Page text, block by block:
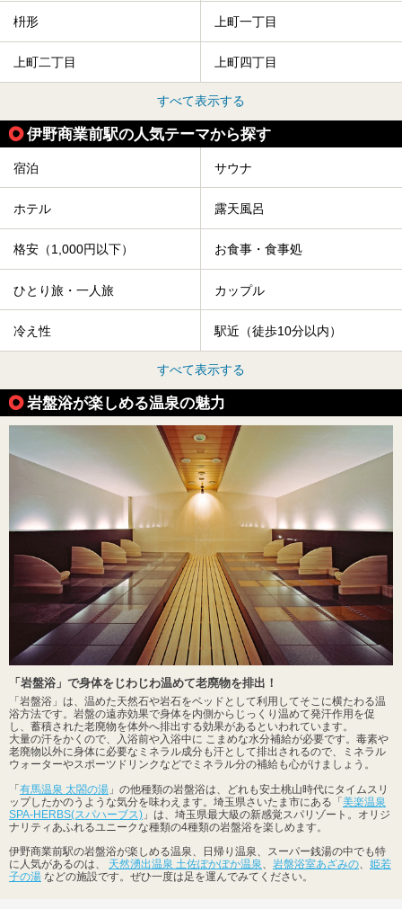
枡形 上町一丁目
上町二丁目 上町四丁目
すべて表示する
伊野商業前駅の人気テーマから探す
宿泊 サウナ
ホテル 露天風呂
格安（1,000円以下） お食事・食事処
ひとり旅・一人旅 カップル
冷え性 駅近（徒歩10分以内）
すべて表示する
岩盤浴が楽しめる温泉の魅力
「岩盤浴」で身体をじわじわ温めて老廃物を排出！
「岩盤浴」は、温めた天然石や岩石をベッドとして利用してそこに横たわる温
浴方法です。岩盤の遠赤効果で身体を内側からじっくり温めて発汗作用を促
し、蓄積された老廃物を体外へ排出する効果があるといわれています。
大量の汗をかくので、入浴前や入浴中に こまめな水分補給が必要です。毒素や
老廃物以外に身体に必要なミネラル成分も汗として排出されるので、ミネラル
ウォーターやスポーツドリンクなどでミネラル分の補給も心がけましょう。
「 有馬温泉 太閤の湯 」の他種類の岩盤浴は、どれも安土桃山時代にタイムスリ
ップしたかのうような気分を味わえます。埼玉県さいたま市にある「 美楽温泉
SPA-HERBS(スパハーブス) 」は、埼玉県最大級の新感覚スパリゾート。オリジ
ナリティあふれるユニークな種類の4種類の岩盤浴を楽しめます。
伊野商業前駅の岩盤浴が楽しめる温泉、日帰り温泉、スーパー銭湯の中でも特
に人気があるのは、 天然湧出温泉 土佐ぽかぽか温泉、 岩盤浴室あざみの、 姫若
子の湯 などの施設です。ぜひ一度は足を運んでみてください。